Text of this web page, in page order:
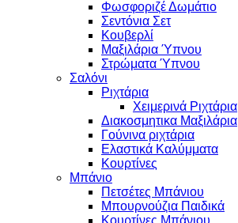
Φωσφοριζέ Δωμάτιο
Σεντόνια Σετ
Κουβερλί
Μαξιλάρια Ύπνου
Στρώματα Ύπνου
Σαλόνι
Ριχτάρια
Χειμερινά Ριχτάρια
Διακοσμητικα Μαξιλάρια
Γούνινα ριχτάρια
Ελαστικά Καλύμματα
Κουρτίνες
Μπάνιο
Πετσέτες Μπάνιου
Μπουρνούζια Παιδικά
Κουρτίνες Μπάνιου